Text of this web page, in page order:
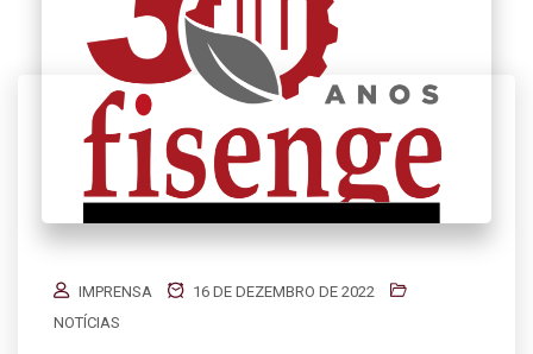
IMPRENSA
16 DE DEZEMBRO DE 2022
NOTÍCIAS